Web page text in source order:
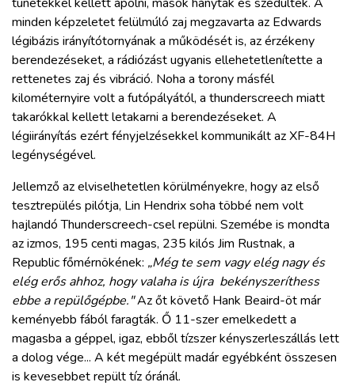
minden képzeletet felülmúló zaj megzavarta az Edwards
légibázis irányítótornyának a működését is, az érzékeny
berendezéseket, a rádiózást ugyanis ellehetetlenítette a
rettenetes zaj és vibráció. Noha a torony másfél
kilométernyire volt a futópályától, a thunderscreech miatt
takarókkal kellett letakarni a berendezéseket. A
légiirányítás ezért fényjelzésekkel kommunikált az XF-84H
legénységével.
Jellemző az elviselhetetlen körülményekre, hogy az első
tesztrepülés pilótja, Lin Hendrix soha többé nem volt
hajlandó Thunderscreech-csel repülni. Szemébe is mondta
az izmos, 195 centi magas, 235 kilós Jim Rustnak, a
Republic főmérnökének: „Még te sem vagy elég nagy és
elég erős ahhoz, hogy valaha is újra bekényszeríthess
ebbe a repülőgépbe."Az őt követő Hank Beaird-öt már
keményebb fából faragták. Ő 11-szer emelkedett a
magasba a géppel, igaz, ebből tízszer kényszerleszállás lett
a dolog vége... A két megépült madár egyébként összesen
is kevesebbet repült tíz óránál.